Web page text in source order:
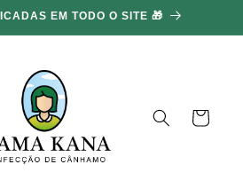
EM TODO O SITE 🎁
Carrinho